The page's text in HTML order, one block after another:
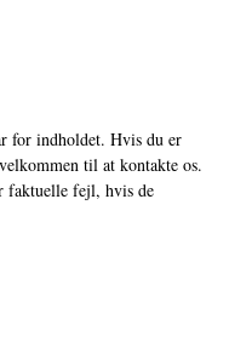
for indholdet. Hvis du er
til at kontakte os.
fejl, hvis de